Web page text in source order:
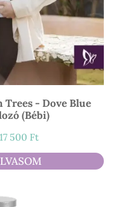
Trees - Dove Blue
(bébi)
17 500 FtÁrtartomány:
4
490 Ft